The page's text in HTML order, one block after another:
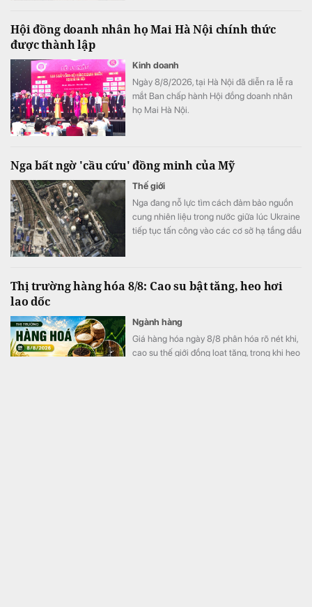
Hội đồng doanh nhân họ Mai Hà Nội chính thức
được thành lập
Kinh doanh
Ngày 8/8/2026, tại Hà Nội đã diễn ra lễ ra
mắt Ban chấp hành Hội đồng doanh nhân
họ Mai Hà Nội.
Nga bất ngờ 'cầu cứu' đồng minh của Mỹ
Thế giới
Nga đang nỗ lực tìm cách đảm bảo nguồn
cung nhiên liệu trong nước giữa lúc Ukraine
tiếp tục tấn công vào các cơ sở hạ tầng dầu
Thị trường hàng hóa 8/8: Cao su bật tăng, heo hơi
lao dốc
Ngành hàng
Giá hàng hóa ngày 8/8 phân hóa rõ nét khi,
cao su thế giới đồng loạt tăng, trong khi heo